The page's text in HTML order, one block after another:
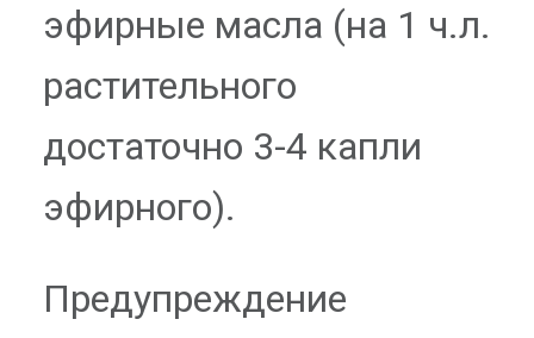
эфирные масла (на 1 ч.л.
растительного
достаточно 3-4 капли
эфирного).
Предупреждение